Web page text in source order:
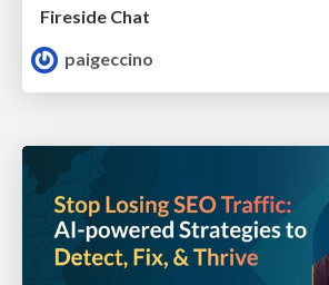
Fireside Chat
paigeccino